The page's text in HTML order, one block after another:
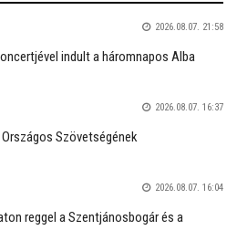
2026.08.07. 21:58
indult a háromnapos Alba
2026.08.07. 16:37
Szövetségének
2026.08.07. 16:04
reggel a Szentjánosbogár és a